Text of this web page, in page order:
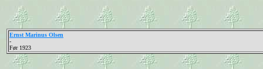
Ernst Marinus Olsen
-
Før 1923